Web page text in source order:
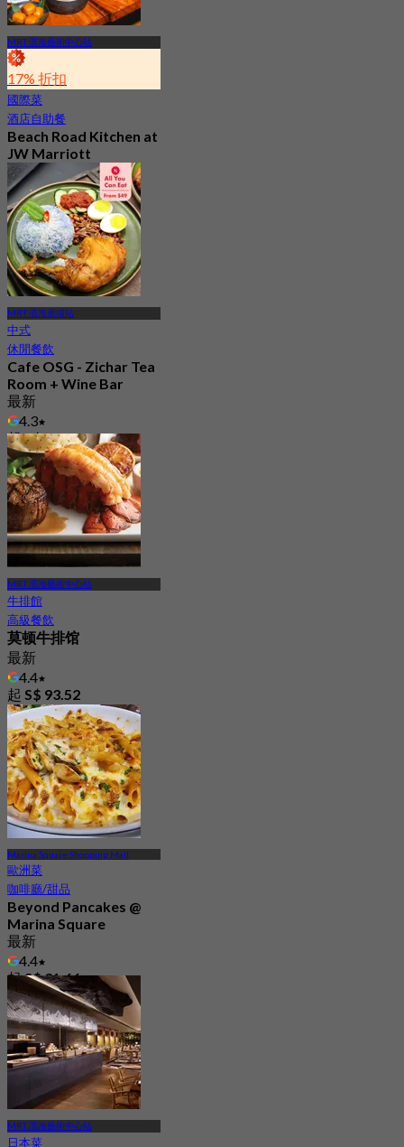
MRT 濱海藝術中心站
17% 折扣
國際菜
酒店自助餐
Beach Road Kitchen at
JW Marriott
Singapore South
Beach
5.0
247 已預訂
起S$ 78
MRT 濱海廣場站
中式
休閒餐飲
Cafe OSG - Zichar Tea
Room + Wine Bar
最新
4.3
起S$ 24.75
MRT 濱海藝術中心站
牛排館
高級餐飲
莫顿牛排馆
最新
4.4
起 S$ 93.52
Marina Square Shopping Mall
歐洲菜
咖啡廳/甜品
Beyond Pancakes @
Marina Square
最新
4.4
起S$ 31.66
MRT 濱海藝術中心站
日本菜